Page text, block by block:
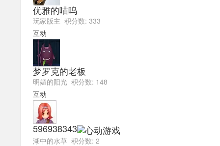
优雅的喵呜
玩家版主 积分数: 333
互动
梦罗克的老板
明媚的阳光 积分数: 148
互动
596938343
湖中的水草 积分数: 2